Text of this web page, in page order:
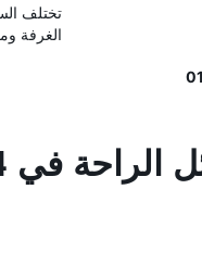
تختلف
الغرفة
هاوس مييونجدونج تاون